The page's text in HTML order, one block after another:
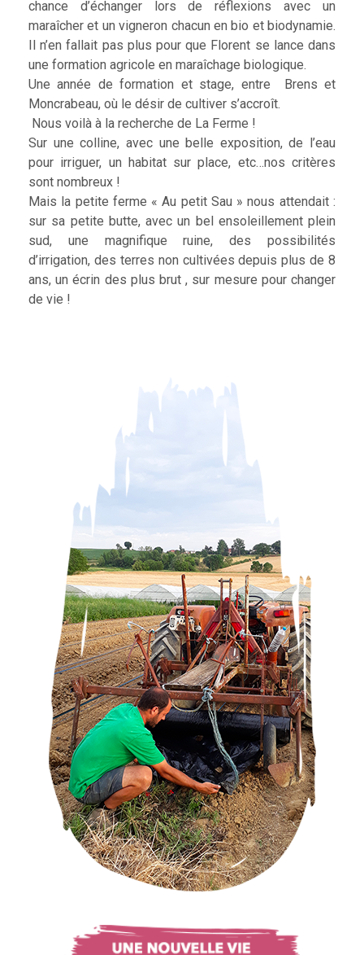
chance d’échanger lors de réflexions avec un
maraîcher et un vigneron chacun en bio et biodynamie.
Il n’en fallait pas plus pour que Florent se lance dans
une formation agricole en maraîchage biologique.
Une année de formation et stage, entre Brens et
Moncrabeau, où le désir de cultiver s’accroît.
Nous voilà à la recherche de La Ferme !
Sur une colline, avec une belle exposition, de l’eau
pour irriguer, un habitat sur place, etc…nos critères
sont nombreux !
Mais la petite ferme « Au petit Sau » nous attendait :
sur sa petite butte, avec un bel ensoleillement plein
sud, une magnifique ruine, des possibilités
d’irrigation, des terres non cultivées depuis plus de 8
ans, un écrin des plus brut , sur mesure pour changer
de vie !